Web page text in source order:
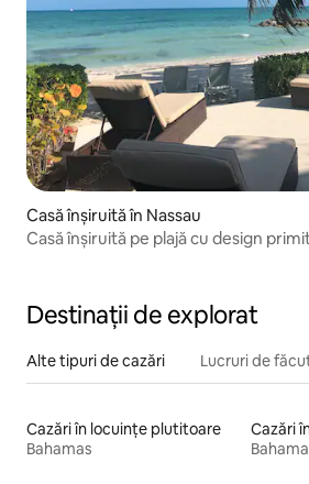
Casă înșiruită în Nassau
Casă înșiruită pe plajă cu design
Destinații de explorat
Alte tipuri de cazări Lucruri de
Cazări în locuințe plutitoare
Bahamas
Cazări